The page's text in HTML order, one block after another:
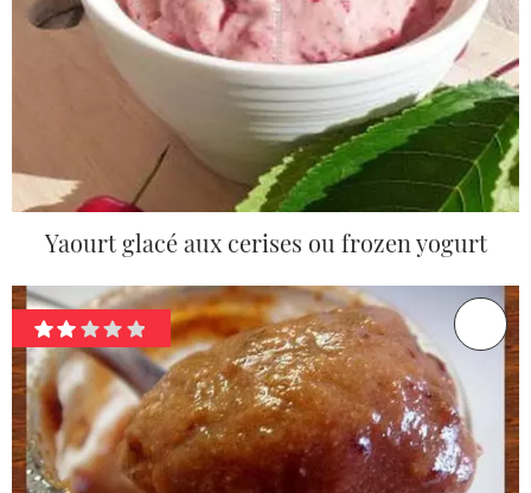
Yaourt glacé aux cerises ou frozen yogurt